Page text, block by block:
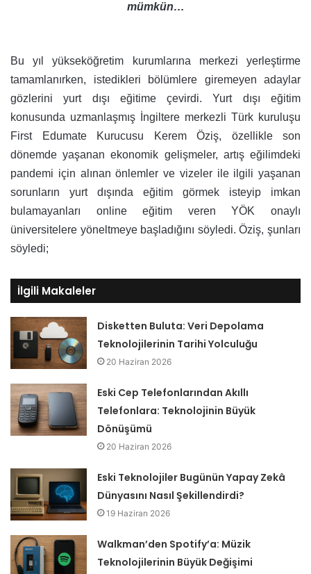
mümkün…
Bu yıl yükseköğretim kurumlarına merkezi yerleştirme
tamamlanırken, istedikleri bölümlere giremeyen adaylar
gözlerini yurt dışı eğitime çevirdi. Yurt dışı eğitim
konusunda uzmanlaşmış İngiltere merkezli Türk kuruluşu
First Edumate Kurucusu Kerem Öziş, özellikle son
dönemde yaşanan ekonomik gelişmeler, artış eğilimdeki
pandemi için alınan önlemler ve vizeler ile ilgili yaşanan
sorunların yurt dışında eğitim görmek isteyip imkan
bulamayanları online eğitim veren YÖK onaylı
üniversitelere yöneltmeye başladığını söyledi. Öziş, şunları
söyledi;
İlgili Makaleler
Disketten Buluta: Veri Depolama
Teknolojilerinin Tarihi Yolculuğu
20 Haziran 2026
Eski Cep Telefonlarından Akıllı
Telefonlara: Teknolojinin Büyük
Dönüşümü
20 Haziran 2026
Eski Teknolojiler Bugünün Yapay Zekâ
Dünyasını Nasıl Şekillendirdi?
19 Haziran 2026
Walkman’den Spotify’a: Müzik
Teknolojilerinin Büyük Değişimi